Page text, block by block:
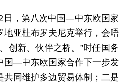
日，第八次中国—中东欧国家
地亚杜布罗夫尼克举行，会晤
创新、伙伴之桥。”时任国务
国—中东欧国家合作下一步发
共同维护多边贸易体制；二是